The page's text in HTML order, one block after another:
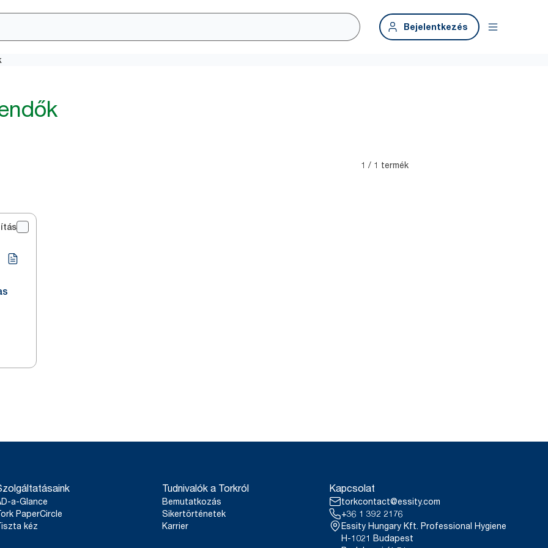
Bejelentkezés
1 / 1 termék
a-Glance
PaperCircle
kéz
Tudnivalók a Torkról
Bemutatkozás
Sikertörténetek
Karrier
Kapcsolat
torkcontact@essity.com
+36 1 392 2176
Essity Hungary Kft. Professional Hygiene
H-1021 Budapest